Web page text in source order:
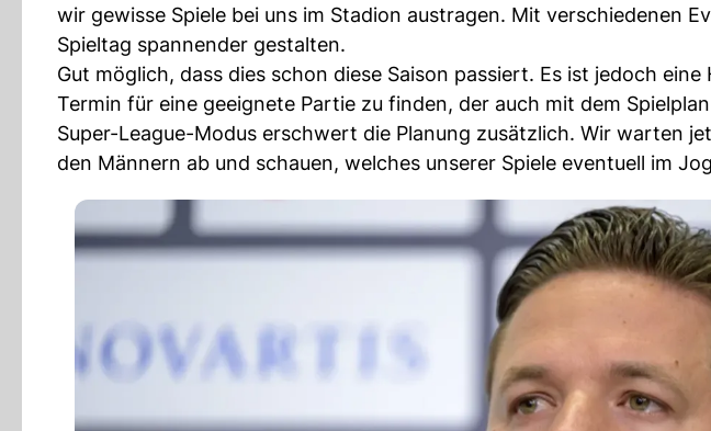
wir gewisse Spiele bei uns im Stadion austragen. Mit verschiedenen
Spieltag spannender gestalten.
Gut möglich, dass dies schon diese Saison passiert. Es ist jedoch
Termin für eine geeignete Partie zu finden, der auch mit dem
Super-League-Modus erschwert die Planung zusätzlich. Wir warten
den Männern ab und schauen, welches unserer Spiele eventuell im